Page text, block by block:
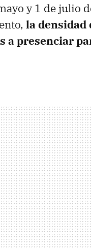
y 1 de julio
la densidad
a presenciar